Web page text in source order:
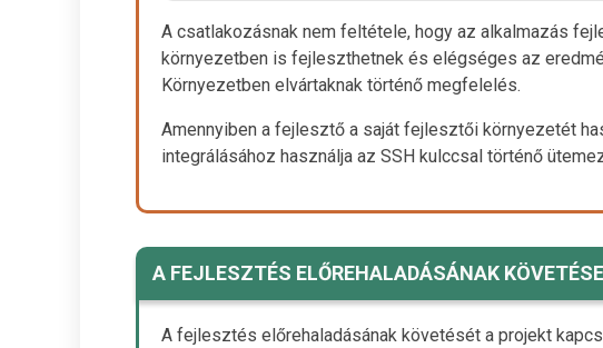
A csatlakozásnak nem feltétele, hogy az alkalmazás
környezetben is fejleszthetnek és elégséges az
Környezetben elvártaknak történő megfelelés.
Amennyiben a fejlesztő a saját fejlesztői környezetét
integrálásához használja az SSH kulccsal történő
A FEJLESZTÉS ELŐREHALADÁSÁNAK KÖVETÉSE
A fejlesztés előrehaladásának követését a projekt